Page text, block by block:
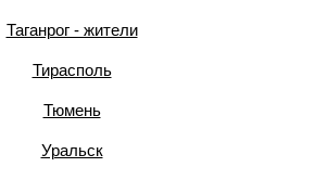
Таганрог - жители
Тирасполь
Тюмень
Уральск